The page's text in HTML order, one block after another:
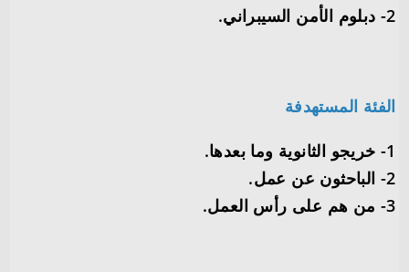
2- دبلوم الأمن السيبراني.
الفئة المستهدفة
1- خريجو الثانوية وما بعدها.
2- الباحثون عن عمل.
3- من هم على رأس العمل.